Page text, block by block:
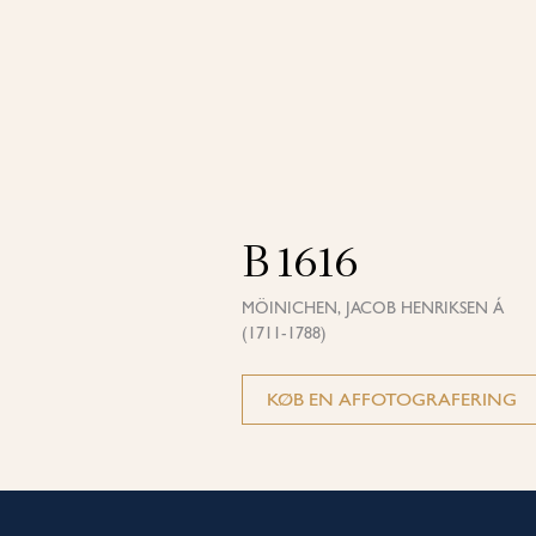
B 1616
MÖINICHEN, JACOB HENRIKSEN Á
(1711-1788)
KØB EN AFFOTOGRAFERING